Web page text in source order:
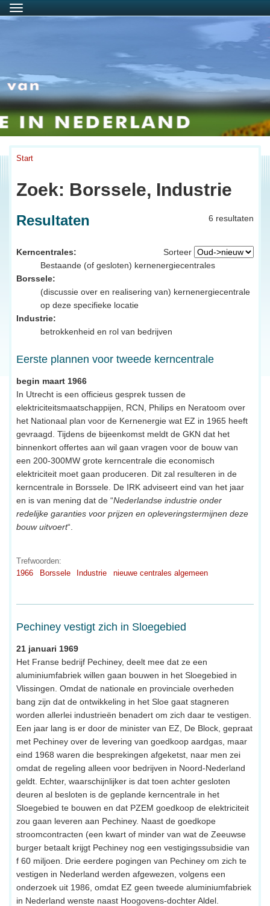
Menu
Start
Zoek: Borssele, Industrie
6 resultaten
Resultaten
Sorteer
Kerncentrales:
Bestaande (of gesloten) kernenergiecentrales
Borssele:
(discussie over en realisering van) kernenergiecentrale
op deze specifieke locatie
Industrie:
betrokkenheid en rol van bedrijven
Eerste plannen voor tweede kerncentrale
begin maart 1966
In Utrecht is een officieus gesprek tussen de
elektriciteitsmaatschappijen, RCN, Philips en Neratoom over
het Nationaal plan voor de Kernenergie wat EZ in 1965 heeft
gevraagd. Tijdens de bijeenkomst meldt de GKN dat het
binnenkort offertes aan wil gaan vragen voor de bouw van
een 200-300MW grote kerncentrale die economisch
elektriciteit moet gaan produceren. Dit zal resulteren in de
kerncentrale in Borssele. De IRK adviseert eind van het jaar
en is van mening dat de “Nederlandse industrie onder
redelijke garanties voor prijzen en opleveringstermijnen deze
bouw uitvoert“.
Trefwoorden:
1966
Borssele Industrie nieuwe centrales algemeen
Pechiney vestigt zich in Sloegebied
21 januari 1969
Het Franse bedrijf Pechiney, deelt mee dat ze een
aluminiumfabriek willen gaan bouwen in het Sloegebied in
Vlissingen. Omdat de nationale en provinciale overheden
bang zijn dat de ontwikkeling in het Sloe gaat stagneren
worden allerlei industrieën benadert om zich daar te vestigen.
Een jaar lang is er door de minister van EZ, De Block, gepraat
met Pechiney over de levering van goedkoop aardgas, maar
eind 1968 waren die besprekingen afgeketst, naar men zei
omdat de regeling alleen voor bedrijven in Noord-Nederland
geldt. Echter, waarschijnlijker is dat toen achter gesloten
deuren al besloten is de geplande kerncentrale in het
Sloegebied te bouwen en dat PZEM goedkoop de elektriciteit
zou gaan leveren aan Pechiney. Naast de goedkope
stroomcontracten (een kwart of minder van wat de Zeeuwse
burger betaalt krijgt Pechiney nog een vestigingssubsidie van
f 60 miljoen. Drie eerdere pogingen van Pechiney om zich te
vestigen in Nederland werden afgewezen, volgens een
onderzoek uit 1986, omdat EZ geen tweede aluminiumfabriek
in Nederland wenste naast Hoogovens-dochter Aldel.